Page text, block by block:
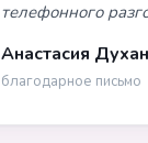
телефонного
Анастасия
благодарное письмо